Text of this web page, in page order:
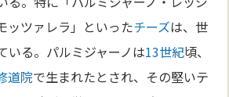
ッツァレラ」といったチーズは、世
いる。パルミジャーノは13世紀頃、
道院で生まれたとされ、その堅いテ